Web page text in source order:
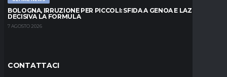
BOLOGNA, IRRUZIONE PER PICCOLI: SFIDA A GENOA E LAZIO,
DECISIVA LA FORMULA
7 AGOSTO 2026
CONTATTACI